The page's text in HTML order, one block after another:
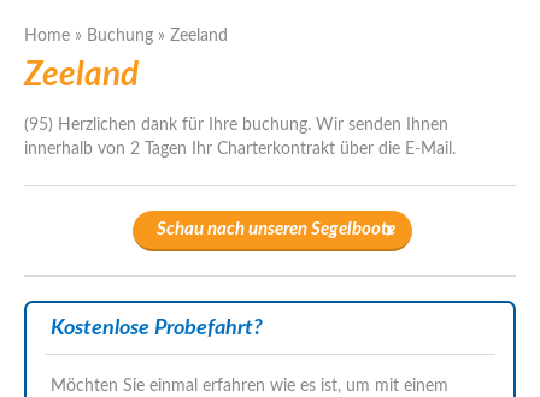
Home » Buchung » Zeeland
Zeeland
(95) Herzlichen dank für Ihre buchung. Wir senden Ihnen
innerhalb von 2 Tagen Ihr Charterkontrakt über die E-Mail.
Schau nach unseren Segelboote
Kostenlose Probefahrt?
Möchten Sie einmal erfahren wie es ist, um mit einem